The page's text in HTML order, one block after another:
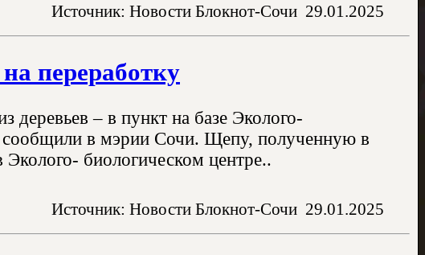
Источник: Новости Блокнот-Сочи 29.01.2025
переработку
деревьев – в пункт на базе Эколого-
сообщили в мэрии Сочи. Щепу, полученную в
Эколого- биологическом центре..
Источник: Новости Блокнот-Сочи 29.01.2025